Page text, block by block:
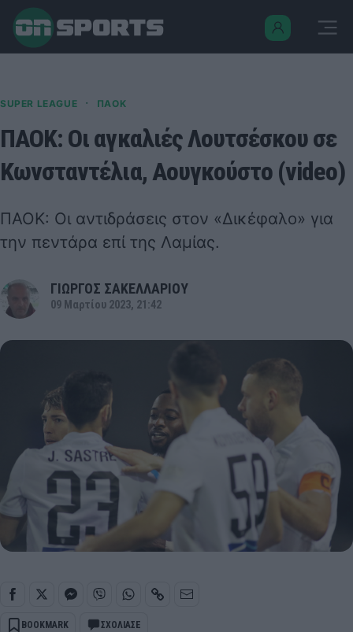
SUPER LEAGUE · ΠΑΟΚ
ΠΑΟΚ: Οι αγκαλιές Λουτσέσκου σε
Κωνσταντέλια, Αουγκούστο (video)
ΠΑΟΚ: Οι αντιδράσεις στον «Δικέφαλο» για
την πεντάρα επί της Λαμίας.
ΓΙΩΡΓΟΣ ΣΑΚΕΛΛΑΡΙΟΥ
09 Μαρτίου 2023, 21:42
BOOKMARK ΣΧΟΛΙΑΣΕ